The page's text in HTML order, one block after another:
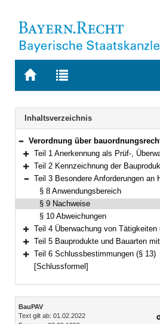
Zur
BAYERN.RECHT
Zur
letzten
Suche
Navigation
Inhaltsverzeichnis
Bereich reduzieren
Verordnung über bauordnungsrechtliche Regelungen für Bauprodukte und Bauarten (Bauprodukte- und Bauartenverordnung –
Bereich erweitern
Teil 1 Anerkennung als Prüf-, Überwachungs- und Zertifizierungsstellen nach Art.
Bereich erweitern
Teil 2 Kennzeichnung der Bauprodukte
Bereich reduzieren
Teil 3 Besondere Anforderungen an Hersteller bestimmter Bauprodukte und
§ 8 Anwendungsbereich
§ 9 Nachweise
§ 10 Abweichungen
Bereich erweitern
Teil 4 Überwachung von Tätigkeiten mit bestimmten Bauprodukten und bei
Bereich erweitern
Teil 5 Bauprodukte und Bauarten mit Anforderungen
Bereich erweitern
Teil 6 Schlussbestimmungen (§ 13)
[Schlussformel]
Inhalt
BauPAV
Text gilt ab: 01.02.2022